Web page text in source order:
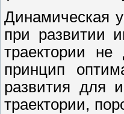
Динамическая
при развитии
траектории
принцип
развития для
траектории,